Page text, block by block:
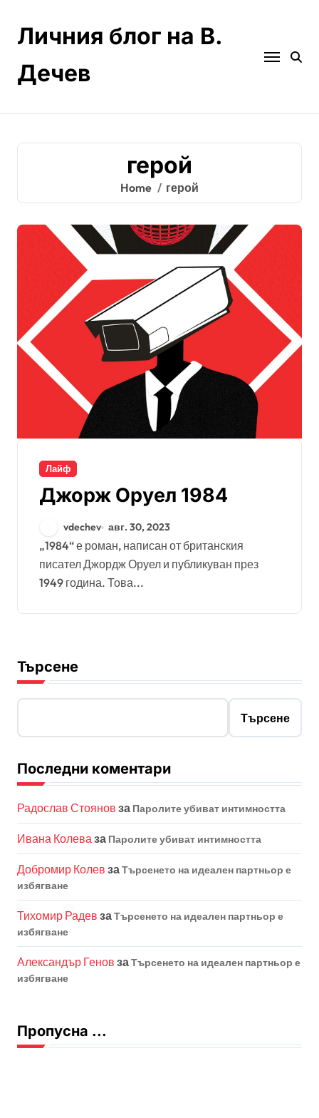
contentЛичния блог на В.
Дечев
герой
Home герой
Лайф
Джорж Оруел 1984
vdechev авг. 30, 2023
„1984“ е роман, написан от британския
писател Джордж Оруел и публикуван през
1949 година. Това...
Търсене
Търсене
Последни коментари
Радослав Стоянов за Паролите убиват интимността
Ивана Колеваза Паролите убиват интимността
Добромир Колев заТърсенето на идеален партньор е
избягване
Тихомир Радев заТърсенето на идеален партньор е
избягване
Александър Генов заТърсенето на идеален партньор е
избягване
Пропусна ...